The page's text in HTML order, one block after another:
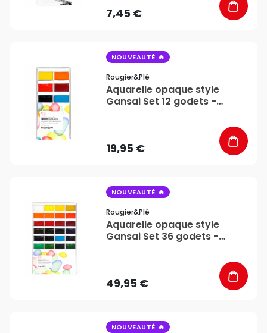
7,45 €
NOUVEAUTÉ
Rougier&plé
Aquarelle opaque style
Gansai Set 12 godets -
19,95 €
NOUVEAUTÉ
Rougier&plé
Aquarelle opaque style
Gansai Set 36 godets -
49,95 €
NOUVEAUTÉ